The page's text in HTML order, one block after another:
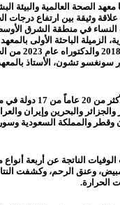
الصحة العالمية والبيئة
علاقة وثيقة بين ارتفاع درجات
النساء في منطقة الشرق
الزميلة الباحثة الأولى
ماجستير الإدارة
سونغسو تشون، الأستاذ
حللت الدراسة بيانات
والبحرين وإيران
وقطر والمملكة السعودية
الناتجة عن أربعة
وعنق الرحم، وكشفت
الحرارة.